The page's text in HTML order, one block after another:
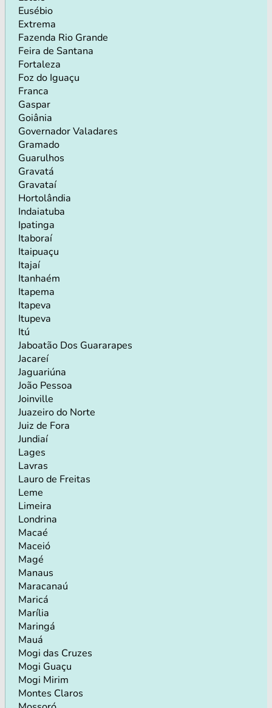
Eusébio
Extrema
Fazenda Rio Grande
Feira de Santana
Fortaleza
Foz do Iguaçu
Franca
Gaspar
Goiânia
Governador Valadares
Gramado
Guarulhos
Gravatá
Gravataí
Hortolândia
Indaiatuba
Ipatinga
Itaboraí
Itaipuaçu
Itajaí
Itanhaém
Itapema
Itapeva
Itupeva
Itú
Jaboatão Dos Guararapes
Jacareí
Jaguariúna
João Pessoa
Joinville
Juazeiro do Norte
Juiz de Fora
Jundiaí
Lages
Lavras
Lauro de Freitas
Leme
Limeira
Londrina
Macaé
Maceió
Magé
Manaus
Maracanaú
Maricá
Marília
Maringá
Mauá
Mogi das Cruzes
Mogi Guaçu
Mogi Mirim
Montes Claros